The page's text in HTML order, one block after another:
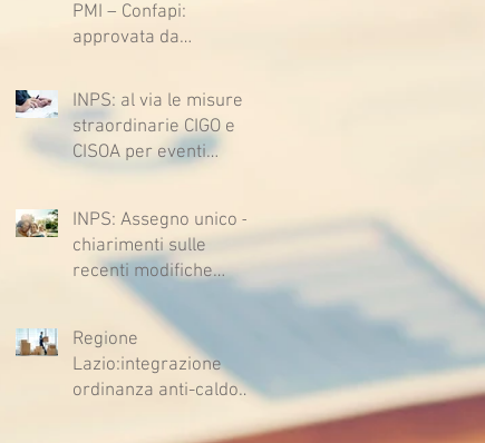
lavoro - Prova legale -
Sussiste. (Cc, articoli
2732, 2734 e 2735)
PMI – Confapi:
approvata da
l’ipotesi di accordo per
il rinnovo del CCNL
INPS: al via le misure
straordinarie CIGO e
CISOA per eventi
INPS: Assegno unico –
chiarimenti sulle
recenti modifiche
legislative
Regione
Lazio:integrazione
ordinanza anti-caldo